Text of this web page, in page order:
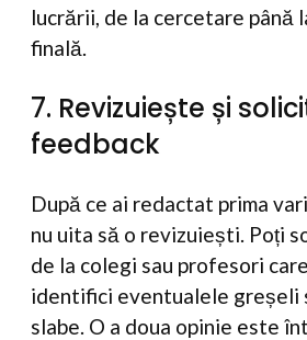
lucrării, de la cercetare până
finală.
7. Revizuiește și
feedback
După ce ai redactat prima
nu uita să o revizuiești. Poți
de la colegi sau profesori
identifici eventualele greșeli
slabe. O a doua opinie este